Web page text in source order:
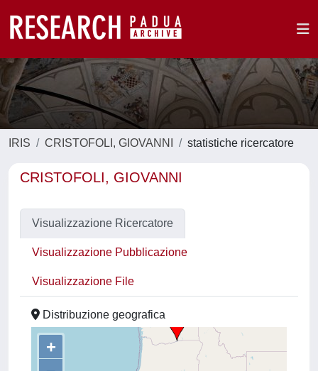
IRIS CRISTOFOLI, GIOVANNI statistiche ricercatore
CRISTOFOLI, GIOVANNI
Visualizzazione Ricercatore
Visualizzazione Pubblicazione
Visualizzazione File
Distribuzione geografica
+